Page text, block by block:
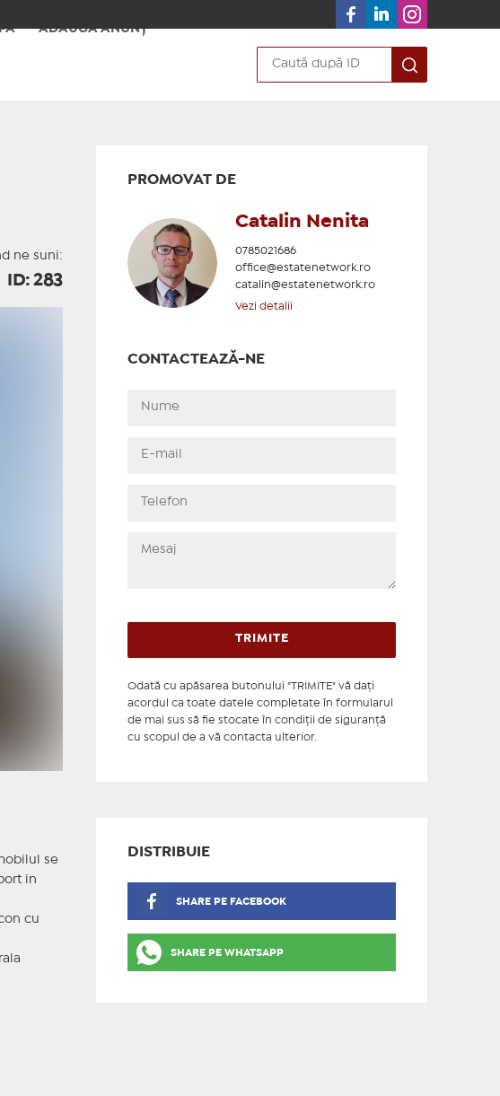
ADAUGĂ ANUNȚ
ne suni:
ID: 283
se
in
cu
PROMOVAT DE
Catalin Nenita
0785021686
office@estatenetwork.ro
catalin@estatenetwork.ro
Vezi detalii
CONTACTEAZĂ-NE
Odată cu apăsarea butonului "TRIMITE" vă daţi
acordul ca toate datele completate în formularul
de mai sus să fie stocate în condiţii de siguranţă
cu scopul de a vă contacta ulterior.
DISTRIBUIE
SHARE PE FACEBOOK
SHARE PE WHATSAPP